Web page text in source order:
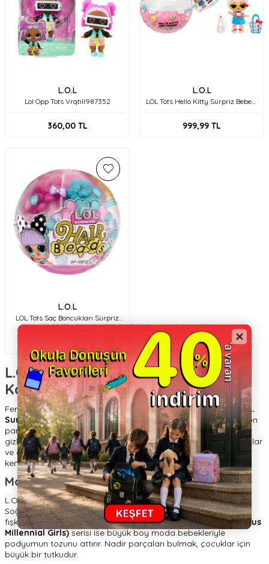
L.O.L
Lol Opp Tots Vrqtıll987352
360,00TL
L.O.L
LOL Tots Hello Kitty Sürpriz Bebeği
999,99 TL
L.O.L
LOL Tots Saç Boncukları Sürpriz
Bebeği PDQ12li 511205
L.O.L. Surprise! Bebekleri: Katman
Katman Heyecan
Fermuarı çek ve sürprize hazırlan! Dünyayı kasıp kavuranL.O.L.
Surprise!bebekleri, HUPALUPA STORE 'un en popüler koleksiyon
parçalarındandır. Her küre, içinde hangi bebeğin olduğunu
gizleyen birer gizem kutusudur. Kıyafetler, ayakkabılar, biberonlar
ve o süslü bebek... Paket açma (unboxing) deneyimini oyunun
kendisi haline getiren bu marka, modayı ve gizemi birleştirir.
Moda, Su Sürprizi ve Koleksiyon
L.O.L bebekleri sadece tarzlarıyla değil, özellikleriyle de şaşırtır.
Soğuk suya sokulduğunda renk değiştiren, ağlayan veya su
fışkırtan bebekler oyunun eğlencesini artırır.O.M.G. (Outrageous
Millennial Girls)serisi ise büyük boy moda bebekleriyle
podyumun tozunu attırır. Nadir parçaları bulmak, çocuklar için
büyük bir tutkudur.